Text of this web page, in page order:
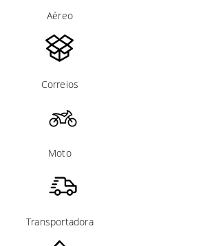
Aéreo
Correios
Moto
Transportadora